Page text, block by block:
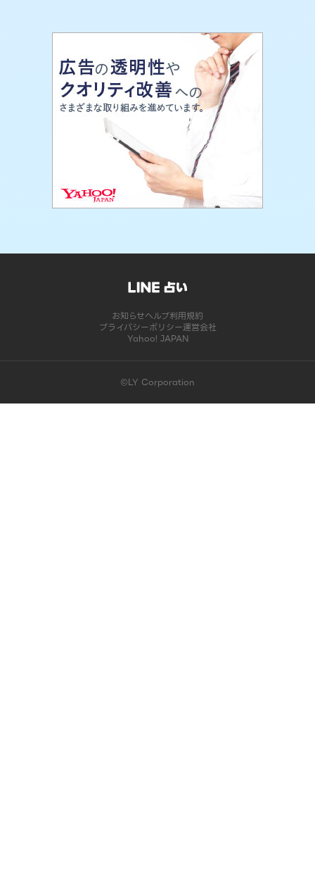
お知らせヘルプ利用規約
プライバシーポリシー運営会社
Yahoo! JAPAN
©LY Corporation
このコンテンツは掲載が終了しました | LINE占い